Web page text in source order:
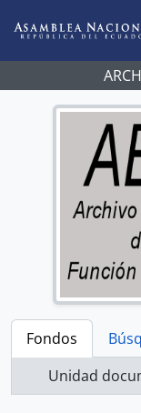
Fondos
Unidad